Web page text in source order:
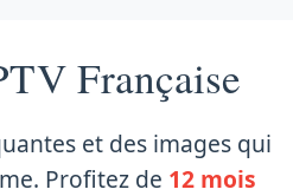
Française
et des images qui
Profitez de 12 mois